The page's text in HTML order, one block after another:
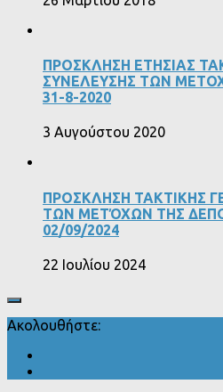
ΠΡΟΣΚΛΗΣΗ ΕΤΗΣΙΑΣ
ΣΥΝΕΛΕΥΣΗΣ ΤΩΝ
31-8-2020
3 Αυγούστου 2020
ΠΡΟΣΚΛΗΣΗ ΤΑΚΤΙΚΗΣ
ΤΩΝ ΜΕΤΌΧΩΝ ΤΗΣ
02/09/2024
22 Ιουλίου 2024
Ακολουθήστε: